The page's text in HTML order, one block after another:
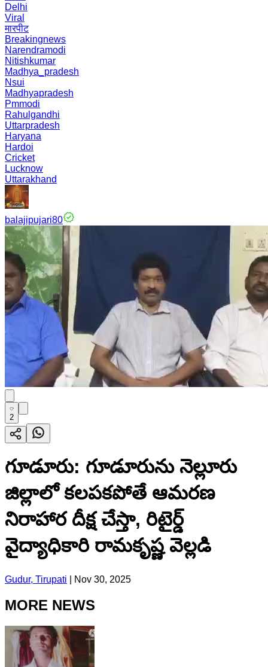
Delhi
Viral
मारपीट
Breakingnews
Narendramodi
Nitishkumar
Madhya_pradesh
Nsui
Madhyapradesh
Pmmodi
Rahulgandhi
Uttarpradesh
Haryana
Hardoi
Cricket
Lucknow
Uttarakhand
balajipujari80
2
గూడూరు: గూడూరును నెల్లూరు
జిల్లాలో కలపకపోతే ఆమరణ
నిరాహార దీక్ష చేస్తా, రిటైర్డ్
వైద్యాధికారి రామకృష్ణ వెల్లడి
Gudur, Tirupati Nov 30, 2025
MORE NEWS